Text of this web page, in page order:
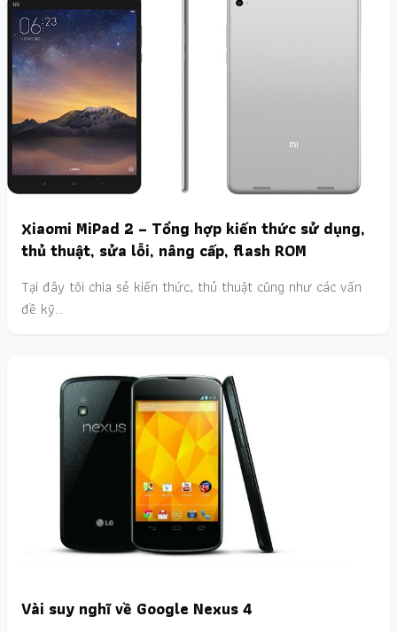
Xiaomi MiPad 2 – Tổng hợp kiến thức sử dụng,
thủ thuật, sửa lỗi, nâng cấp, flash ROM
Tại đây tôi chia sẻ kiến thức, thủ thuật cũng như các vấn
đề kỹ…
Vài suy nghĩ về Google Nexus 4